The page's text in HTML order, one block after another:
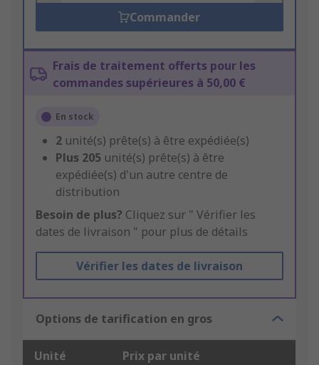
Commander
Frais de traitement offerts pour les
commandes supérieures à 50,00 €
En stock
2 unité(s) prête(s) à être expédiée(s)
Plus 205 unité(s) prête(s) à être
expédiée(s) d'un autre centre de
distribution
Besoin de plus? Cliquez sur " Vérifier les
dates de livraison " pour plus de détails
Vérifier les dates de livraison
Options de tarification en gros
Unité Prix par unité